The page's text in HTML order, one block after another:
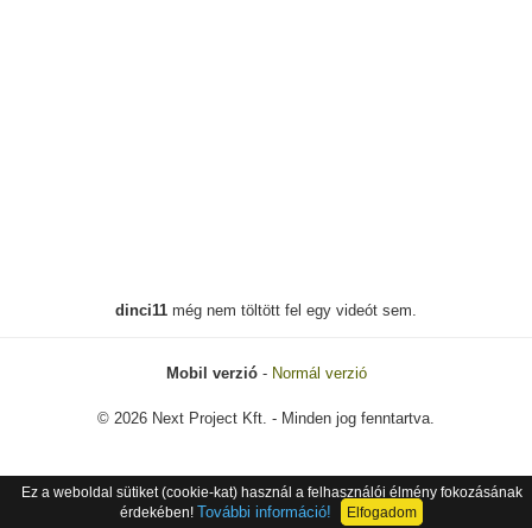
dinci11 még nem töltött fel egy videót sem.
Mobil verzió- Normál verzió
© 2026 Next Project Kft. - Minden jog fenntartva.
Ez a weboldal sütiket (cookie-kat) használ a felhasználói élmény fokozásának
érdekében! További információ! Elfogadom